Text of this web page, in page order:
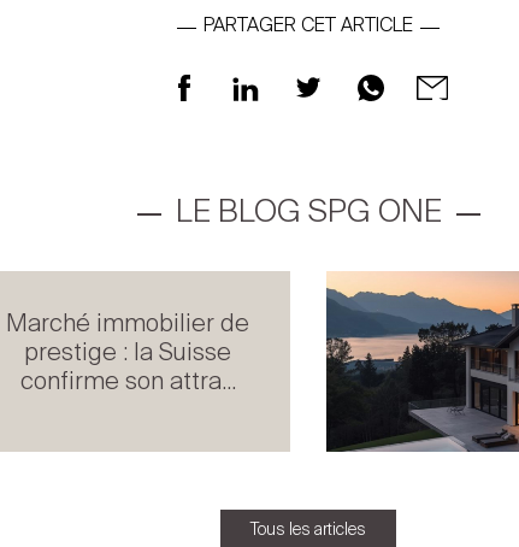
PARTAGER CET ARTICLE
LE BLOG SPG ONE
Marché immobilier de
prestige : la Suisse
confirme son attra...
Tous les articles